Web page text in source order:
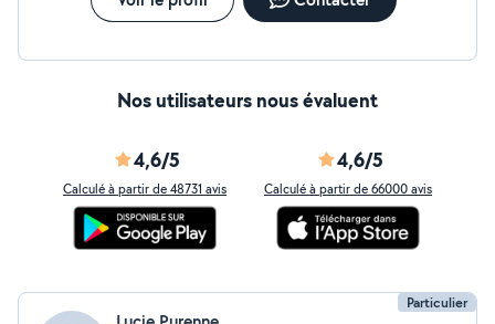
Nos utilisateurs nous évaluent
4,6/5
Calculé à partir de 48731 avis
4,6/5
Calculé à partir de 66000 avis
Particulier